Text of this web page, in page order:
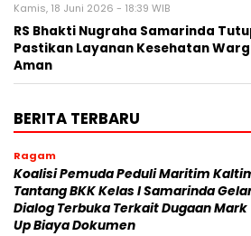
Kamis, 18 Juni 2026 - 18:39 WIB
RS Bhakti Nugraha Samarinda
Pastikan Layanan Kesehatan
Aman
BERITA TERBARU
Ragam
Koalisi Pemuda Peduli Maritim
Tantang BKK Kelas I Samarinda
Dialog Terbuka Terkait Dugaan Mark
Up Biaya Dokumen